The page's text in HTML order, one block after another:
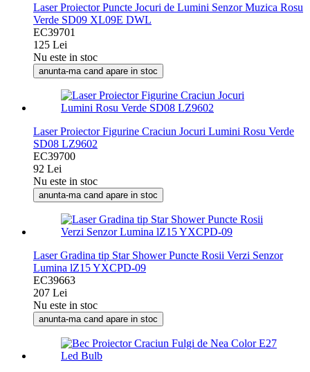
Laser Proiector Puncte Jocuri de Lumini Senzor Muzica Rosu
Verde SD09 XL09E DWL
EC39701
125 Lei
Nu este in stoc
anunta-ma cand apare in stoc
Laser Proiector Figurine Craciun Jocuri Lumini Rosu Verde
SD08 LZ9602
EC39700
92 Lei
Nu este in stoc
anunta-ma cand apare in stoc
Laser Gradina tip Star Shower Puncte Rosii Verzi Senzor
Lumina lZ15 YXCPD-09
EC39663
207 Lei
Nu este in stoc
anunta-ma cand apare in stoc